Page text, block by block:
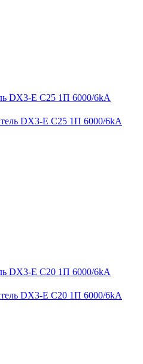
DX3-E C25 1П 6000/6kA
DX3-E C20 1П 6000/6kA